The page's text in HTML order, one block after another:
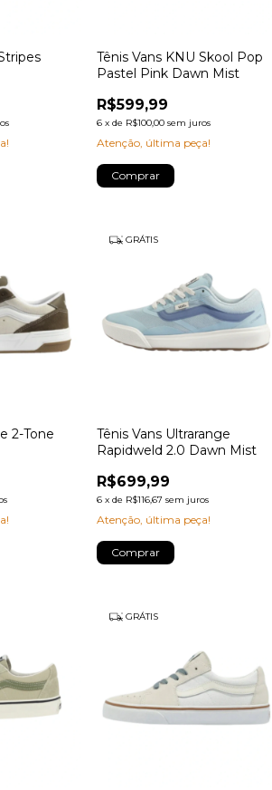
Tênis Vans KNU Skool Pop
Pastel Pink Dawn Mist
R$599,99
6 x de R$100,00 sem juros
Atenção, última peça!
Comprar
2-Tone
GRÁTIS
Tênis Vans Ultrarange
Rapidweld 2.0 Dawn Mist
R$699,99
6 x de R$116,67 sem juros
Atenção, última peça!
Comprar
GRÁTIS